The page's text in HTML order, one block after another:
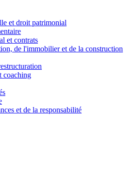
et droit patrimonial
et contrats
de l'immobilier et de la construction
coaching
et de la responsabilité